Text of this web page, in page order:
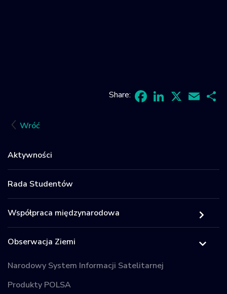
Wróć
Aktywności
Rada Studentów
Współpraca międzynarodowa
Obserwacja Ziemi
Narodowy System Informacji Satelitarnej
Produkty POLSA
Share: